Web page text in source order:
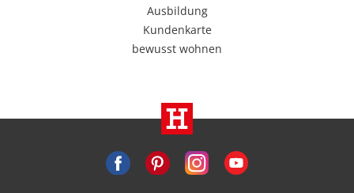
Ausbildung
Kundenkarte
bewusst wohnen